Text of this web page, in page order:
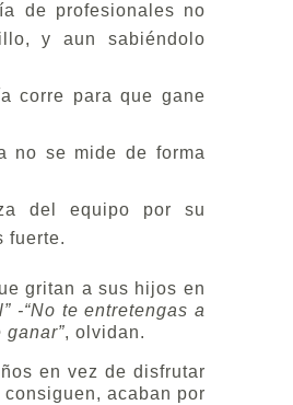
de profesionales no
y aun sabiéndolo
corre para que gane
no se mide de forma
del equipo por su
fuerte.
gritan a sus hijos en
-“No te entretengas a
ganar”, olvidan.
en vez de disfrutar
acaban por